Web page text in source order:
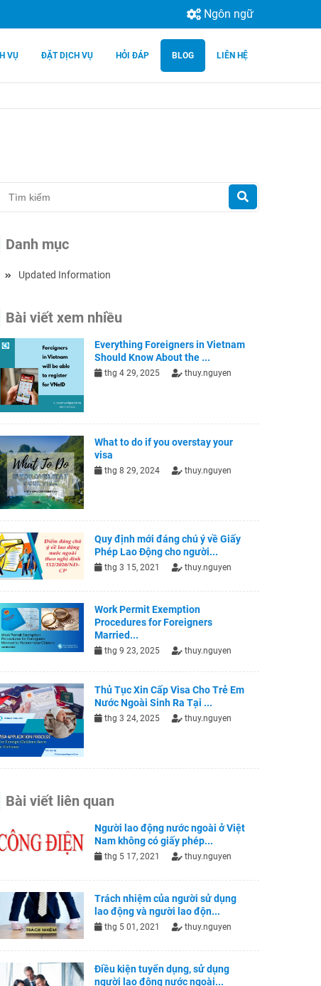
Ngôn ngữ
VỤ ĐẶT DỊCH VỤ HỎI ĐÁP BLOG LIÊN HỆ
Danh mục
Updated Information
Bài viết xem nhiều
Everything Foreigners in Vietnam
Should Know About the ...
thg 4 29, 2025 thuy.nguyen
What to do if you overstay your
visa
thg 8 29, 2024 thuy.nguyen
Quy định mới đáng chú ý về Giấy
Phép Lao Động cho người...
thg 3 15, 2021 thuy.nguyen
Work Permit Exemption
Procedures for Foreigners
Married...
thg 9 23, 2025 thuy.nguyen
Thủ Tục Xin Cấp Visa Cho Trẻ Em
Nước Ngoài Sinh Ra Tại ...
thg 3 24, 2025 thuy.nguyen
Bài viết liên quan
Người lao động nước ngoài ở Việt
Nam không có giấy phép...
thg 5 17, 2021 thuy.nguyen
Trách nhiệm của người sử dụng
lao động và người lao độn...
thg 5 01, 2021 thuy.nguyen
Điều kiện tuyển dụng, sử dụng
người lao động nước ngoài...